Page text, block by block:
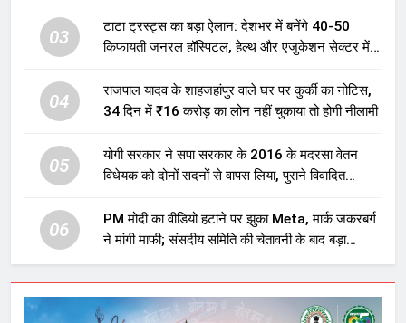
03
टाटा ट्रस्ट्स का बड़ा ऐलान: देशभर में बनेंगे 40-50
किफायती जनरल हॉस्पिटल, हेल्थ और एजुकेशन सेक्टर में
04
राजपाल यादव के शाहजहांपुर वाले घर पर कुर्की का नोटिस,
34 दिन में ₹16 करोड़ का लोन नहीं चुकाया तो होगी नीलामी
05
योगी सरकार ने सपा सरकार के 2016 के मदरसा वेतन
विधेयक को दोनों सदनों से वापस लिया, पुराने विवादित
06
PM मोदी का वीडियो हटाने पर झुका Meta, मार्क जकरबर्ग
ने मांगी माफी; संसदीय समिति की चेतावनी के बाद बड़ा
घटनाक्रम